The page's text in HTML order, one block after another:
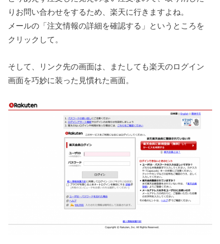
りお問い合わせをするため、楽天に行きますよね。
メールの「注文情報の詳細を確認する」というところを
クリックして。
そして、リンク先の画面は、またしても楽天のログイン
画面を巧妙に装った見慣れた画面。